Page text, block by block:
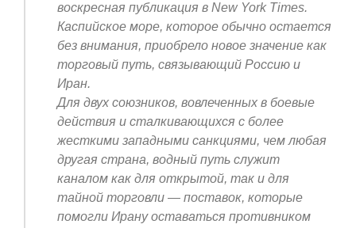
воскресная публикация в New York Times.
Каспийское море, которое обычно остается
без внимания, приобрело новое значение как
торговый путь, связывающий Россию и
Иран.
Для двух союзников, вовлеченных в боевые
действия и сталкивающихся с более
жесткими западными санкциями, чем любая
другая страна, водный путь служит
каналом как для открытой, так и для
тайной торговли — поставок, которые
помогли Ирану оставаться противником